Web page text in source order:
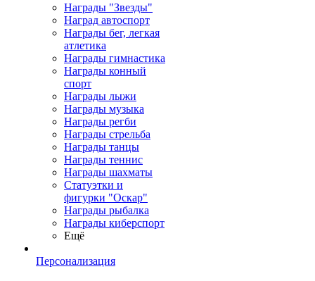
Награды "Звезды"
Наград автоспорт
Награды бег, легкая
атлетика
Награды гимнастика
Награды конный
спорт
Награды лыжи
Награды музыка
Награды регби
Награды стрельба
Награды танцы
Награды теннис
Награды шахматы
Статуэтки и
фигурки "Оскар"
Награды рыбалка
Награды киберспорт
Ещё
Персонализация